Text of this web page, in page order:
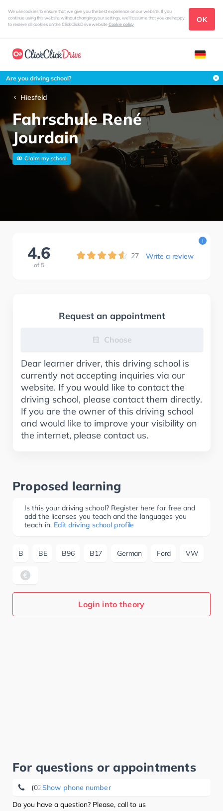
We use cookies to ensure that we give you the best experience on our website. If you
continue using this website without changing your settings, we'll assume that you are happy
to receive all cookies on the ClickClickDrive websiteCookie policy
OK
Are you driving school?
Hiesfeld
Fahrschule René
Jourdain
Claim my school
4.6
of 5
27 Write a review
i
Request an appointment
Choose
Dear learner driver, this driving school is
currently not accepting inquiries via our
website. If you would like to contact the
driving school, please contact them directly.
If you are the owner of this driving school
and would like to improve your visibility on
the internet, please contact us.
Proposed learning
Is this your driving school? Register here for free and
add the licenses you teach and the languages you
teach in. Edit driving school profile
B BE B96 B17 German Ford VW
Login into theory
For questions or appointments
Show phone number
(02064) 7 75 91 18
Do you have a question? Please, call to us